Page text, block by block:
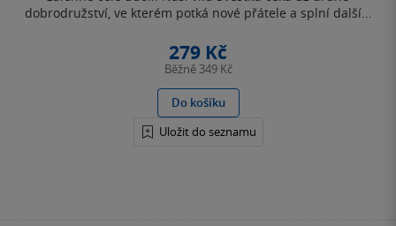
dobrodružství, ve kterém potká nové přátele a splní další...
279 Kč
Běžně 349 Kč
Do košíku
Uložit do seznamu